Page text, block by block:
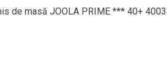
de masă JOOLA PRIME *** 40+